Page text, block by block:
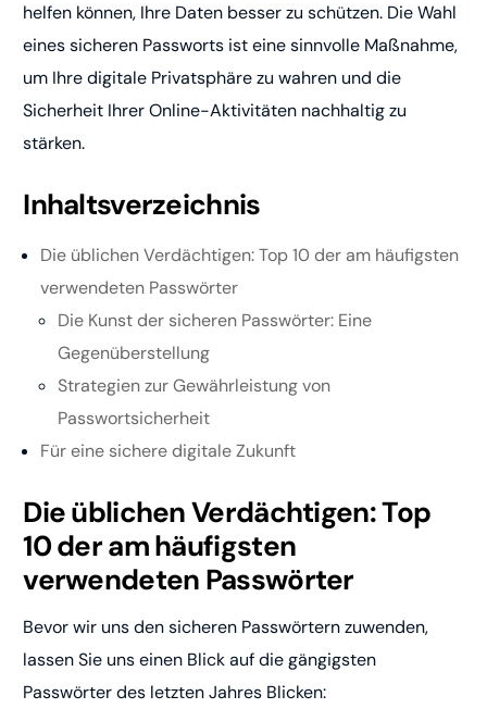
helfen können, Ihre Daten besser zu schützen. Die Wahl
eines sicheren Passworts ist eine sinnvolle Maßnahme,
um Ihre digitale Privatsphäre zu wahren und die
Sicherheit Ihrer Online-Aktivitäten nachhaltig zu
stärken.
Inhaltsverzeichnis
Die üblichen Verdächtigen: Top 10 der am häufigsten
verwendeten Passwörter
Die Kunst der sicheren Passwörter: Eine
Gegenüberstellung
Strategien zur Gewährleistung von
Passwortsicherheit
Für eine sichere digitale Zukunft
Die üblichen Verdächtigen: Top
10 der am häufigsten
verwendeten Passwörter
Bevor wir uns den sicheren Passwörtern zuwenden,
lassen Sie uns einen Blick auf die gängigsten
Passwörter des letzten Jahres Blicken: